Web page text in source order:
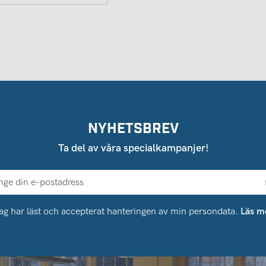
NYHETSBREV
Ta del av våra specialkampanjer!
har läst och accepterat hanteringen av min persondata. Läs